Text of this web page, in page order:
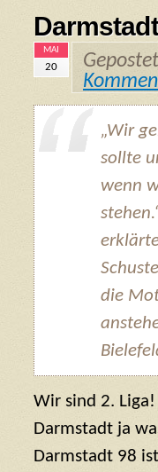
MAI
20
„Wir
sollte
wenn
die
Wir sind 2.
Darmstadt ja
Darmstadt 98